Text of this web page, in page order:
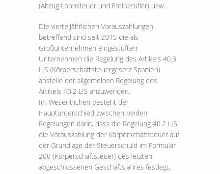
(Abzug Lohnsteuer und Freiberufler) usw..
Die vierteljährlichen Vorauszahlungen
betreffend sind seit 2015 die als
Großunternehmen eingestuften
Unternehmen die Regelung des Artikels 40.3
LIS (Körperschaftsteuergesetz Spanien)
anstelle der allgemeinen Regelung des
Artikels 40.2 LIS anzuwenden.
Im Wesentlichen besteht der
Hauptunterschied zwischen beiden
Regelungen darin, dass die Regelung 40.2 LIS
die Vorauszahlung der Körperschaftsteuer auf
der Grundlage der Steuerschuld im Formular
200 (Körperschaftsteuer) des letzten
abgeschlossenen Geschäftsjahres festlegt,